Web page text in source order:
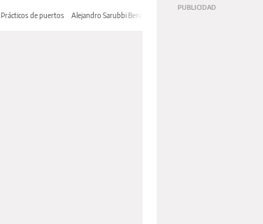
Prácticos de puertos Alejandro Sarubbi Benítez